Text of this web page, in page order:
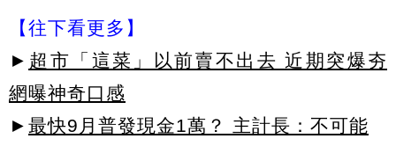
【往下看更多】
► 超市「這菜」以前賣不出去 近期突爆夯
網曝神奇口感
► 最快9月普發現金1萬？ 主計長：不可能